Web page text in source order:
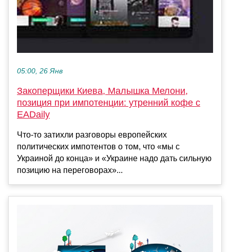
05:00, 26 Янв
Закоперщики Киева, Малышка Мелони,
позиция при импотенции: утренний кофе с
EADaily
Что-то затихли разговоры европейских
политических импотентов о том, что «мы с
Украиной до конца» и «Украине надо дать сильную
позицию на переговорах»...